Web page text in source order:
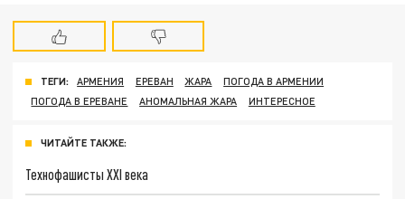
ТЕГИ: АРМЕНИЯ ЕРЕВАН ЖАРА
ПОГОДА В АРМЕНИИ
ПОГОДА В ЕРЕВАНЕ
АНОМАЛЬНАЯ ЖАРА ИНТЕРЕСНОЕ
ЧИТАЙТЕ ТАКЖЕ:
Технофашисты XXI века